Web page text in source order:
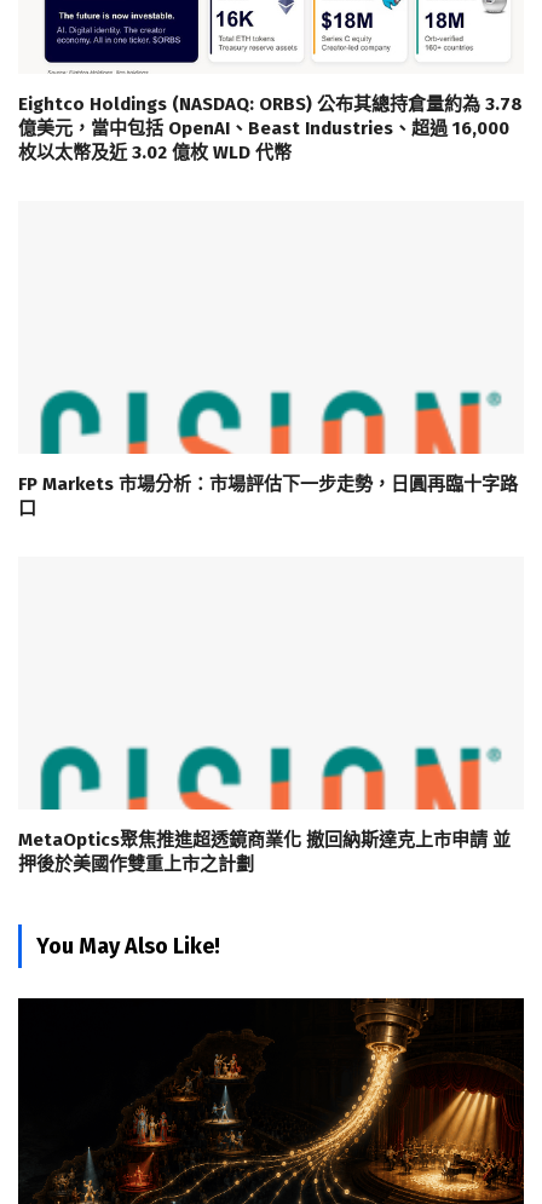
Eightco Holdings (NASDAQ: ORBS) 公布其總持倉量約為 3.78
億美元，當中包括 OpenAI、Beast Industries、超過 16,000
枚以太幣及近 3.02 億枚 WLD 代幣
FP Markets 市場分析：市場評估下一步走勢，日圓再臨十字路
口
MetaOptics聚焦推進超透鏡商業化 撤回納斯達克上市申請 並
押後於美國作雙重上市之計劃
You May Also Like!